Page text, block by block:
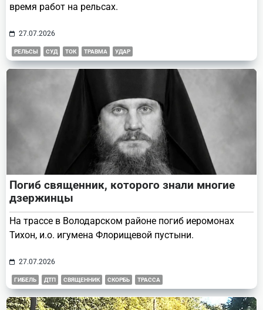
время работ на рельсах.
27.07.2026
РЕЛЬСЫ СУД ТОК ТРАВМА УДАР
Погиб священник, которого знали многие
дзержинцы
На трассе в Володарском районе погиб иеромонах
Тихон, и.о. игумена Флорищевой пустыни.
27.07.2026
ГИБЕЛЬ ДТП СВЯЩЕННИК СКОРБЬ ТРАССА